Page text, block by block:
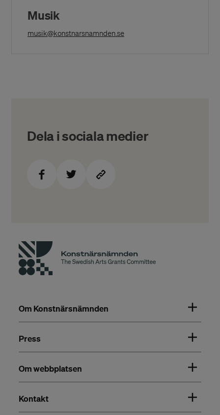
Musik
musik@konstnarsnamnden.se(Opens in a New Window)
Dela i sociala medier
Om Konstnärsnämnden
Press
Om webbplatsen
Kontakt